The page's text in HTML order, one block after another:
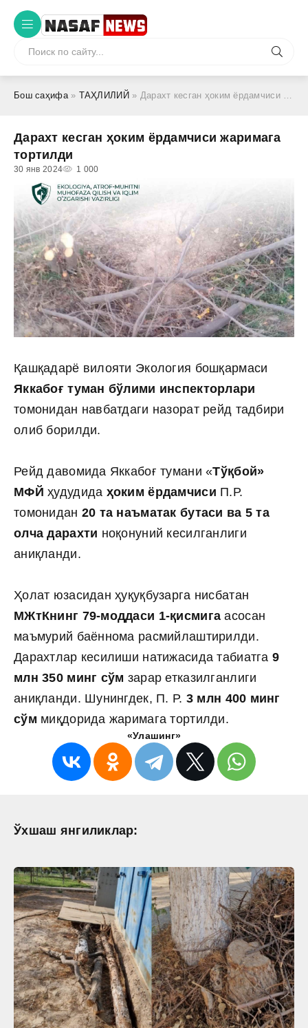
Бош саҳифа» ТАҲЛИЛИЙ » Дарахт кесган ҳоким ёрдамчиси жаримага тортилди
Дарахт кесган ҳоким ёрдамчиси жаримага
тортилди
30 янв 2024 1 000
Қашқадарё вилояти Экология бошқармаси
Яккабоғ туман бўлими инспекторлари
томонидан навбатдаги назорат рейд тадбири
олиб борилди.
Рейд давомида Яккабоғ тумани «Тўқбой»
МФЙҳудудида ҳоким ёрдамчиси П.Р.
томонидан 20 та наъматак бутаси ва 5 та
олча дарахти ноқонуний кесилганлиги
аниқланди.
Ҳолат юзасидан ҳуқуқбузарга нисбатан
МЖтКнинг 79-моддаси 1-қисмига асосан
маъмурий баённома расмийлаштирилди.
Дарахтлар кесилиши натижасида табиатга 9
млн 350 минг сўм зарар етказилганлиги
аниқланди. Шунингдек, П. Р. 3 млн 400 минг
сўм миқдорида жаримага тортилди.
«Улашинг»
Ўхшаш янгиликлар: